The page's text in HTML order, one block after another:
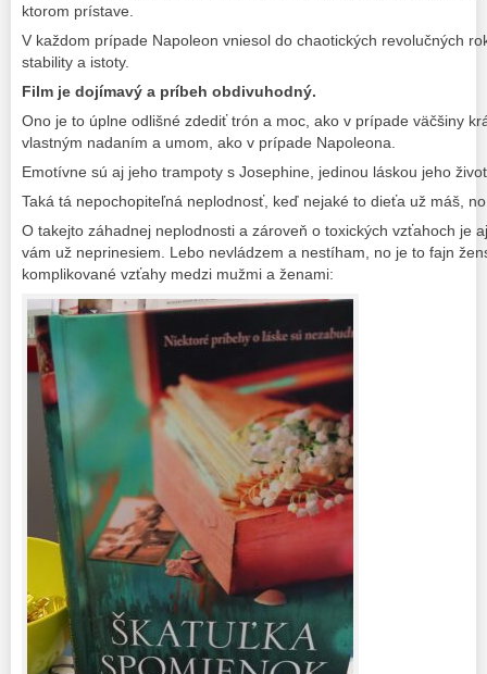
ktorom prístave.
V každom prípade Napoleon vniesol do chaotických revolučných
stability a istoty.
Film je dojímavý a príbeh obdivuhodný.
Ono je to úplne odlišné zdediť trón a moc, ako v prípade väčšiny
vlastným nadaním a umom, ako v prípade Napoleona.
Emotívne sú aj jeho trampoty s Josephine, jedinou láskou jeho
Taká tá nepochopiteľná neplodnosť, keď nejaké to dieťa už máš,
O takejto záhadnej neplodnosti a zároveň o toxických vzťahoch je
vám už neprinesiem. Lebo nevládzem a nestíham, no je to fajn
komplikované vzťahy medzi mužmi a ženami: